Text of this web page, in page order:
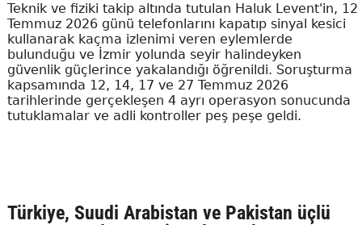
Teknik ve fiziki takip altında tutulan Haluk Levent'in, 12
Temmuz 2026 günü telefonlarını kapatıp sinyal kesici
kullanarak kaçma izlenimi veren eylemlerde
bulunduğu ve İzmir yolunda seyir halindeyken
güvenlik güçlerince yakalandığı öğrenildi. Soruşturma
kapsamında 12, 14, 17 ve 27 Temmuz 2026
tarihlerinde gerçekleşen 4 ayrı operasyon sonucunda
tutuklamalar ve adli kontroller peş peşe geldi.
Türkiye, Suudi Arabistan ve Pakistan üçlü